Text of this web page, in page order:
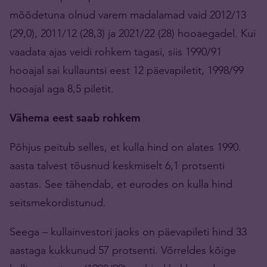
mõõdetuna olnud varem madalamad vaid 2012/13
(29,0), 2011/12 (28,3) ja 2021/22 (28) hooaegadel. Kui
vaadata ajas veidi rohkem tagasi, siis 1990/91
hooajal sai kullauntsi eest 12 päevapiletit, 1998/99
hooajal aga 8,5 piletit.
Vähema eest saab rohkem
Põhjus peitub selles, et kulla hind on alates 1990.
aasta talvest tõusnud keskmiselt 6,1 protsenti
aastas. See tähendab, et eurodes on kulla hind
seitsmekordistunud.
Seega – kullainvestori jaoks on päevapileti hind 33
aastaga kukkunud 57 protsenti. Võrreldes kõige